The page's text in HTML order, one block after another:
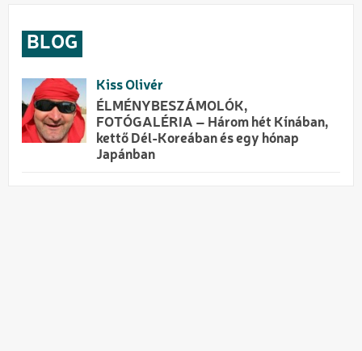
BLOG
Kiss Olivér
ÉLMÉNYBESZÁMOLÓK,
FOTÓGALÉRIA – Három hét Kínában,
kettő Dél-Koreában és egy hónap
Japánban